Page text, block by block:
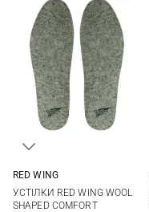
XL
RED WING
УСТІЛКИ RED WING WOOL
SHAPED COMFORT